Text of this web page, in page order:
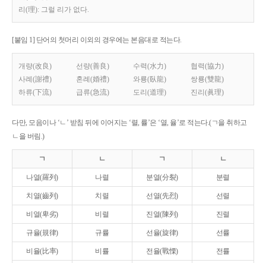
리(理): 그럴 리가 없다.
[붙임 1] 단어의 첫머리 이외의 경우에는 본음대로 적는다.
개량(改良) 선량(善良) 수력(水力)
협력(協力)
사례(謝禮)
혼례(婚禮) 와룡(臥龍)
쌍룡(雙龍)
하류(下流)
급류(急流) 도리(道理) 진리(眞理)
다만, 모음이나 ‘ㄴ’ 받침 뒤에 이어지는 ‘렬, 률’은 ‘열, 율’로 적는다.(ㄱ을 취하고
ㄴ을 버림.)
ㄱ ㄴ ㄱ ㄴ
나열(羅列) 나렬 분열(分裂) 분렬
치열(齒列) 치렬 선열(先烈) 선렬
비열(卑劣) 비렬 진열(陳列) 진렬
규율(規律) 규률 선율(旋律) 선률
비율(比率) 비률 전율(戰慄) 전률